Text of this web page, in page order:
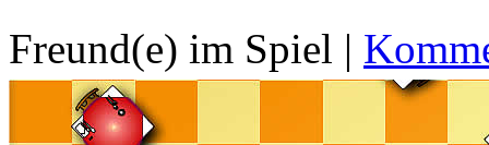
Freund(e) im Spiel |